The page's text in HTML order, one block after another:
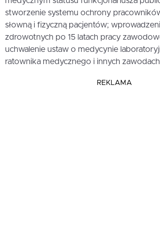
stworzenie systemu ochrony
słowną i fizyczną pacjentów;
zdrowotnych po 15 latach pracy
uchwalenie ustaw o medycynie
ratownika medycznego i innych
REKLAMA